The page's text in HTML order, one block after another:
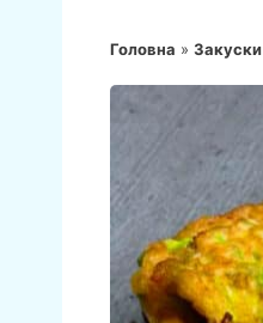
Головна » Закуски